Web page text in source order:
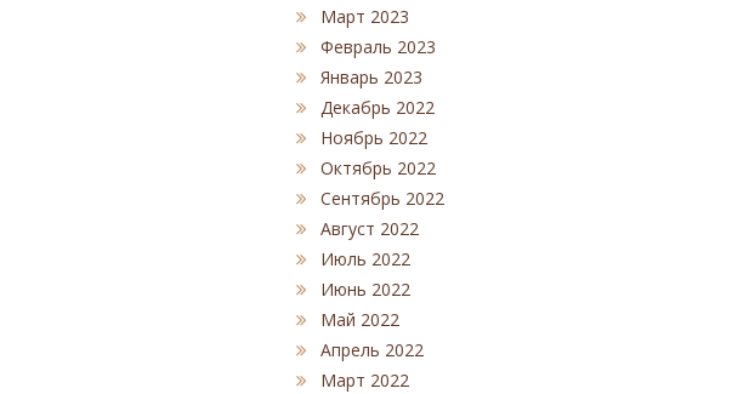
Март 2023
Февраль 2023
Январь 2023
Декабрь 2022
Ноябрь 2022
Октябрь 2022
Сентябрь 2022
Август 2022
Июль 2022
Июнь 2022
Май 2022
Апрель 2022
Март 2022